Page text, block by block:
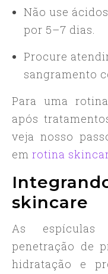
Não use
por 5–7 dias.
Procure
sangramento
Para uma
após
veja nosso
em rotina
skincare
As espículas
penetração de
hidratação e